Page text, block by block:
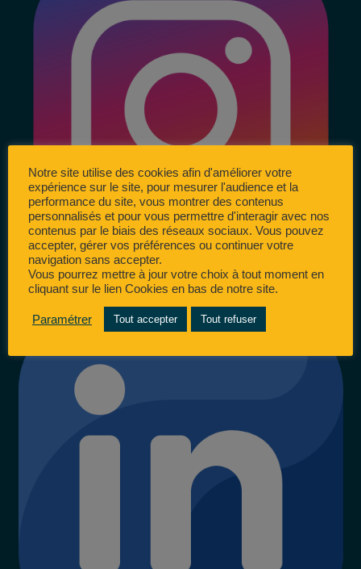
Notre site utilise des cookies afin d'améliorer votre
expérience sur le site, pour mesurer l'audience et la
performance du site, vous montrer des contenus
personnalisés et pour vous permettre d'interagir avec nos
contenus par le biais des réseaux sociaux. Vous pouvez
accepter, gérer vos préférences ou continuer votre
navigation sans accepter.
Vous pourrez mettre à jour votre choix à tout moment en
cliquant sur le lien Cookies en bas de notre site.
Paramétrer Tout accepter Tout refuser